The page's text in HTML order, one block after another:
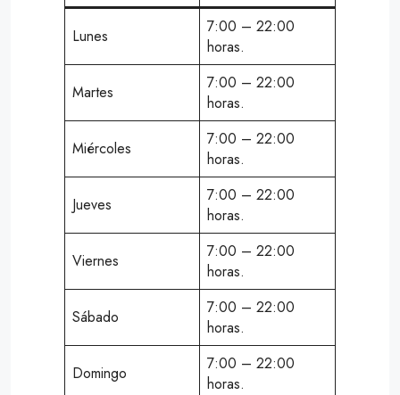
Lunes
7:00 – 22:00
horas.
Martes
7:00 – 22:00
horas.
Miércoles
7:00 – 22:00
horas.
Jueves
7:00 – 22:00
horas.
Viernes
7:00 – 22:00
horas.
Sábado
7:00 – 22:00
horas.
Domingo
7:00 – 22:00
horas.